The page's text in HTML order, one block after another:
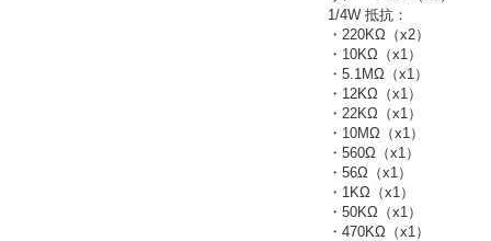
1/4W 抵抗：
・220KΩ（x2）
・10KΩ（x1）
・5.1MΩ（x1）
・12KΩ（x1）
・22KΩ（x1）
・10MΩ（x1）
・560Ω（x1）
・56Ω（x1）
・1KΩ（x1）
・50KΩ（x1）
・470KΩ（x1）